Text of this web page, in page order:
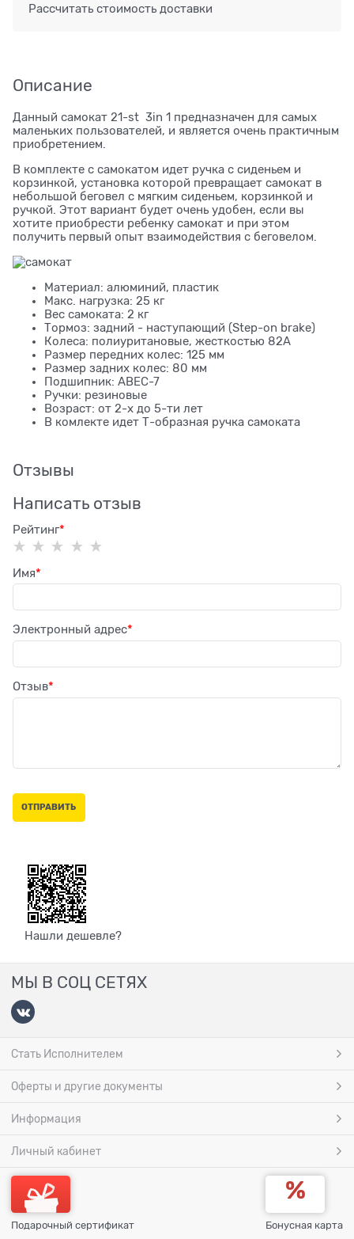
Рассчитать стоимость доставки
Описание
Данный самокат 21-st 3in 1 предназначен для самых
маленьких пользователей, и является очень практичным
приобретением.
В комплекте с самокатом идет ручка с сиденьем и
корзинкой, установка которой превращает самокат в
небольшой беговел с мягким сиденьем, корзинкой и
ручкой. Этот вариант будет очень удобен, если вы
хотите приобрести ребенку самокат и при этом
получить первый опыт взаимодействия с беговелом.
Материал: алюминий, пластик
Макс. нагрузка: 25 кг
Вес самоката: 2 кг
Тормоз: задний - наступающий (Step-on brake)
Колеса: полиуритановые, жесткостью 82А
Размер передних колес: 125 мм
Размер задних колес: 80 мм
Подшипник: ABEC-7
Ручки: резиновые
Возраст: от 2-х до 5-ти лет
В комлекте идет Т-образная ручка самоката
Отзывы
Написать отзыв
Рейтинг
Имя
Электронный адрес
Отзыв
Нашли дешевле?
МЫ В СОЦ СЕТЯХ
Стать Исполнителем
Оферты и другие документы
Информация
Личный кабинет
Подарочный сертификат Бонусная карта